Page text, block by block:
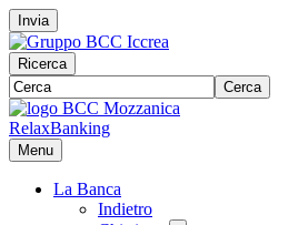
Invia
Ricerca
Cerca
RelaxBanking
Menu
La Banca
Indietro